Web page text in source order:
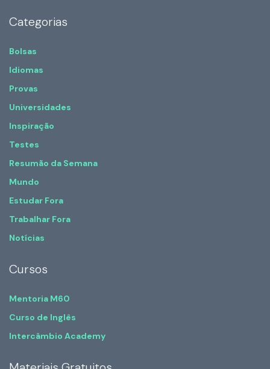
Categorias
Bolsas
Idiomas
Provas
Universidades
Inspiração
Testes
Resumão da Semana
Mundo
Estudar Fora
Trabalhar Fora
Notícias
Cursos
Mentoria M60
Curso de Inglês
Intercâmbio Academy